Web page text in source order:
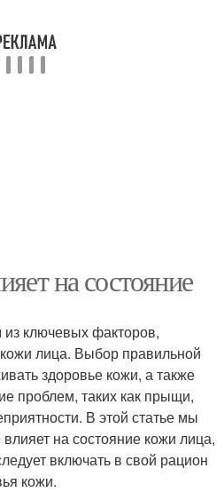
на состояние
ключевых факторов,
лица. Выбор правильной
здоровье кожи, а также
проблем, таких как прыщи,
В этой статье мы
на состояние кожи лица,
включать в свой рацион
кожи.